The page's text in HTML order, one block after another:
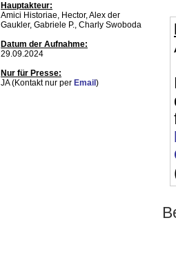
Hauptakteur:
Amici Historiae, Hector, Alex der
Gaukler, Gabriele P., Charly Swoboda
Datum der Aufnahme:
29.09.2024
Nur für Presse:
JA (Kontakt nur per Email )